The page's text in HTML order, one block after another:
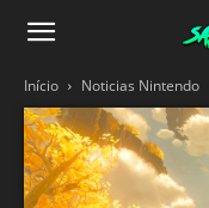
Salvando
Início Noticias Nintendo